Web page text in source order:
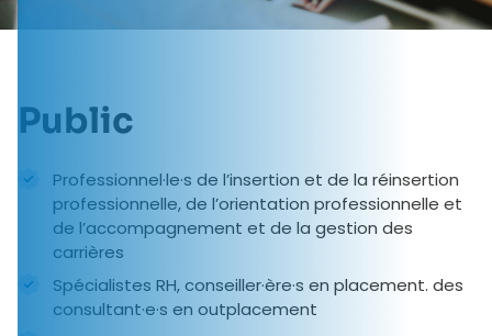
Public
Professionnel·le·s de l’insertion et de la réinsertion
professionnelle, de l’orientation professionnelle et
de l’accompagnement et de la gestion des
carrières
Spécialistes RH, conseiller·ère·s en placement. des
consultant·e·s en outplacement